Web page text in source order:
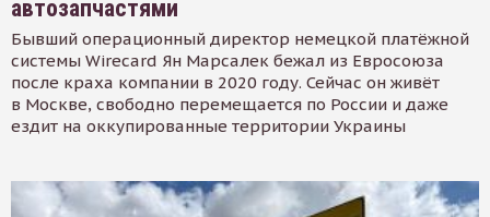
автозапчастями
Бывший операционный директор немецкой платёжной
системы Wirecard Ян Марсалек бежал из Евросоюза
после краха компании в 2020 году. Сейчас он живёт
в Москве, свободно перемещается по России и даже
ездит на оккупированные территории Украины